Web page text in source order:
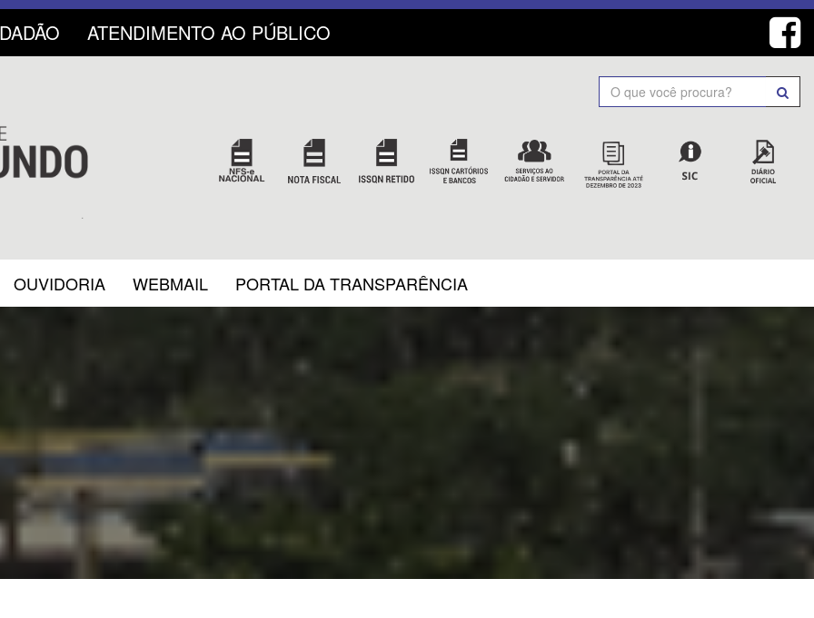
ATENDIMENTO AO PÚBLICO
Search
OUVIDORIA WEBMAIL PORTAL DA TRANSPARÊNCIA